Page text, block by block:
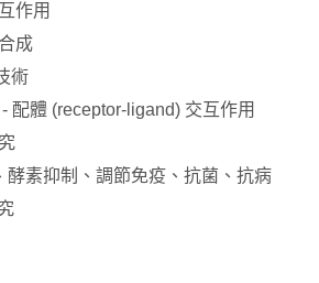
作用
成
術
配體 (receptor-ligand) 交互作用
酵素抑制、調節免疫、抗菌、抗病